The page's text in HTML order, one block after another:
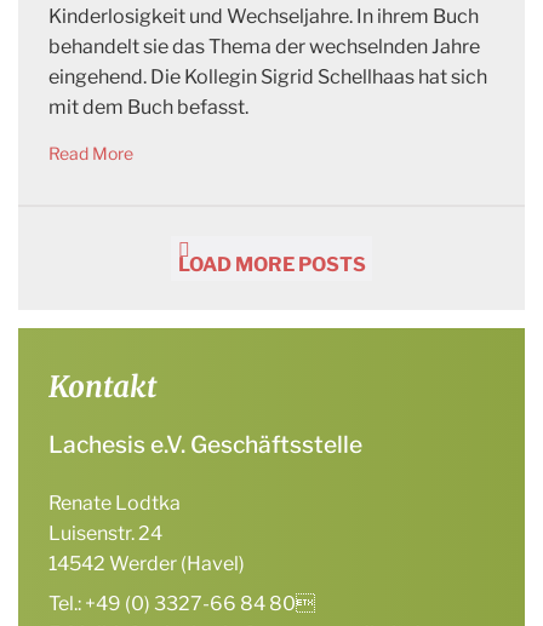
Kinderlosigkeit und Wechseljahre. In ihrem Buch
behandelt sie das Thema der wechselnden Jahre
eingehend. Die Kollegin Sigrid Schellhaas hat sich
mit dem Buch befasst.
Read More
LOAD MORE POSTS
Kontakt
Lachesis e.V. Geschäftsstelle
Renate Lodtka
Luisenstr. 24
14542 Werder (Havel)
Tel.: +49 (0) 3327-66 84 80